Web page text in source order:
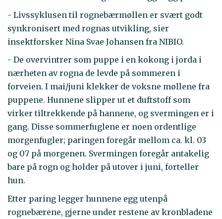
- Livssyklusen til rognebærmøllen er svært godt
synkronisert med rognas utvikling, sier
insektforsker Nina Svae Johansen fra NIBIO.
- De overvintrer som puppe i en kokong i jorda i
nærheten av rogna de levde på sommeren i
forveien. I mai/juni klekker de voksne møllene fra
puppene. Hunnene slipper ut et duftstoff som
virker tiltrekkende på hannene, og svermingen er i
gang. Disse sommerfuglene er noen ordentlige
morgenfugler; paringen foregår mellom ca. kl. 03
og 07 på morgenen. Svermingen foregår antakelig
bare på rogn og holder på utover i juni, forteller
hun.
Etter paring legger hunnene egg utenpå
rognebærene, gjerne under restene av kronbladene